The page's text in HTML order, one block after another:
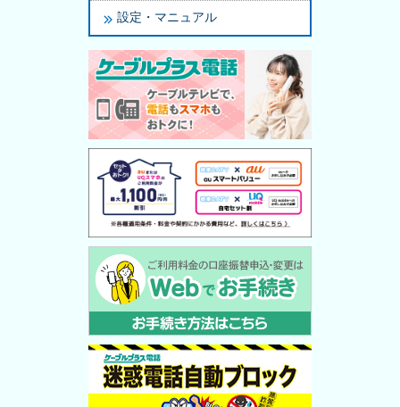
設定・マニュアル